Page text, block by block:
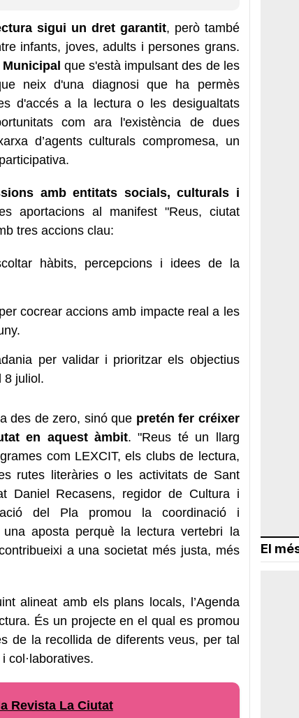
sigui un dret garantit, però també
infants, joves, adults i persones grans.
Municipal que s'està impulsant des de les
neix d'una diagnosi que ha permès
d'accés a la lectura o les desigualtats
com ara l'existència de dues
d’agents culturals compromesa, un
amb entitats socials, culturals i
aportacions al manifest "Reus, ciutat
tres accions clau:
hàbits, percepcions i idees de la
cocrear accions amb impacte real a les
per validar i prioritzar els objectius
8 juliol.
des de zero, sinó que pretén fer créixer
en aquest àmbit. "Reus té un llarg
com LEXCIT, els clubs de lectura,
rutes literàries o les activitats de Sant
Daniel Recasens, regidor de Cultura i
del Pla promou la coordinació i
aposta perquè la lectura vertebri la
a una societat més justa, més
alineat amb els plans locals, l’Agenda
És un projecte en el qual es promou
de la recollida de diferents veus, per tal
col·laboratives.
Revista La Ciutat
El